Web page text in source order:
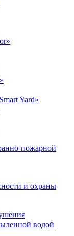
Yard»
пожарной
и охраны
водой